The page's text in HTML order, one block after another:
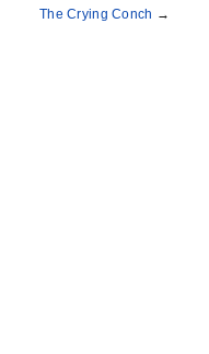
The Crying Conch →